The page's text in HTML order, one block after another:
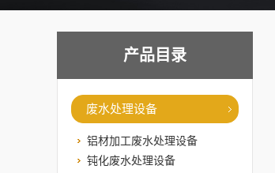
产品目录
废水处理设备
铝材加工废水处理设备
钝化废水处理设备